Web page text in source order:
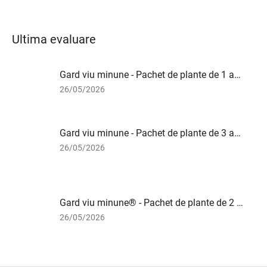
Ultima evaluare
Gard viu minune - Pachet de plante de 1 an, 50 de bucăți
Ratingul
din
5
26/05/2026
Gard viu minune - Pachet de plante de 3 ani, 10 bucăți
Ratingul
5
stele.
26/05/2026
Gard viu minune® - Pachet de plante de 2 ani, 50 de bucăți
Ratingul
26/05/2026